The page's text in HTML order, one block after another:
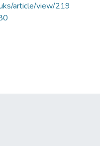
article/view/219